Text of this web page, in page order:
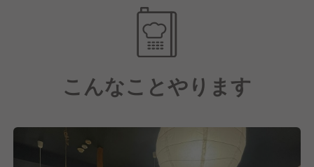
第では飛び級する方も…！
月8日休みや転居費用の負担（社内規定あり）、独立
支援制度など様々な福利厚生も充実しており、大手な
らではの安定感がある中で様々なことにチャレンジで
こんなことやります